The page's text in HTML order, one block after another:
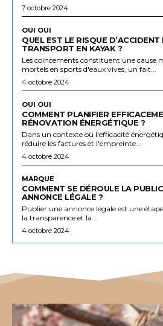
7 octobre 2024
OUI OUI
QUEL EST LE RISQUE D’ACCIDENT
TRANSPORT EN KAYAK ?
Les coincements constituent une cause
mortels en sports d'eaux vives, un fait...
4 octobre 2024
OUI OUI
COMMENT PLANIFIER
RÉNOVATION ÉNERGÉTIQUE ?
Dans un contexte où l'efficacité
réduire les factures et l'empreinte...
4 octobre 2024
MARQUE
COMMENT SE DÉROULE LA
ANNONCE LÉGALE ?
Publier une annonce légale est une
la transparence et la...
4 octobre 2024